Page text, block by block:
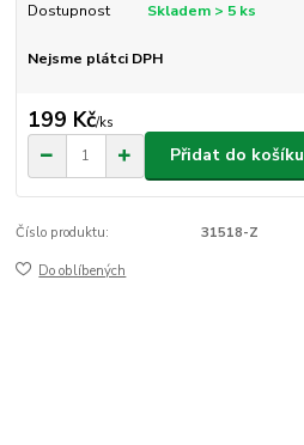
Dostupnost Skladem > 5 ks
Nejsme plátci DPH
199 Kč/ks
Přidat do košíku
Číslo produktu: 31518-Z
Do oblíbených